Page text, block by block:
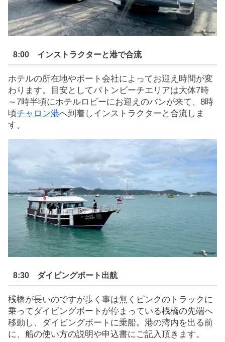
8:00 インストラクターと港で合流
ホテルの所在地やボート会社によってお迎え時間が変
わります。目安としてパトンビーチエリアは大体7時
～7時半頃にホテルロビーにお迎えのバンが来て、8時
頃チャロン港へ到着しインストラクターと合流しま
す。
8:30 ダイビングボート出航
桟橋が長いのですが歩く事は無くピンクのトラックに
乗ってダイビングボートが停まっている桟橋の先端へ
移動し、ダイビングボートに乗船。港の湾内を出る前
に、船の使い方の説明や申込書にご記入頂きます。